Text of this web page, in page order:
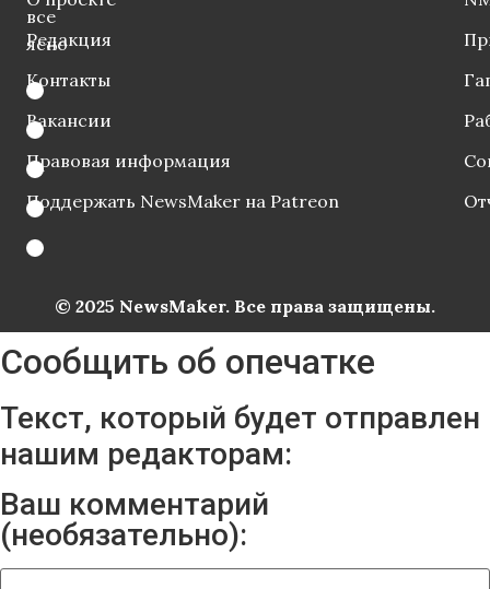
все
ясно
Редакция
Контакты
Вакансии
Правовая информация
Поддержать NewsMaker на Patreon
© 2025 NewsMaker. Все права защищены.
Сообщить об опечатке
Текст, который будет отправлен
нашим редакторам:
Ваш комментарий
(необязательно):